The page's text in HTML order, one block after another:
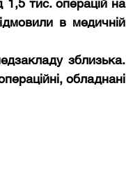
1,5 тис. операцій на
в медичній
зблизька.
обладнані